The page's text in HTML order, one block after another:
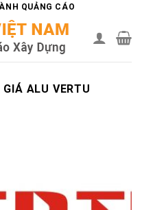
QUẢNG CÁO
GIÁ ALU VERTU